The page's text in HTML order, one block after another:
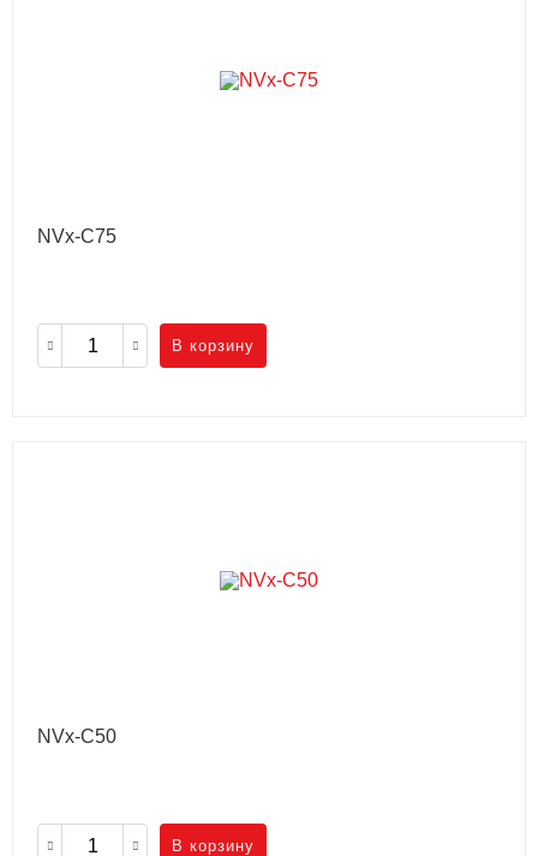
NVx-C75
В корзину
NVx-C50
В корзину